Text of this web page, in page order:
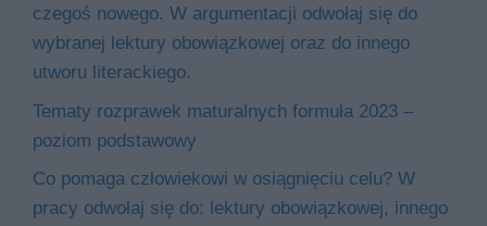
czegoś nowego. W argumentacji odwołaj się do
wybranej lektury obowiązkowej oraz do innego
utworu literackiego.
Tematy rozprawek maturalnych formuła 2023 –
poziom podstawowy
Co pomaga człowiekowi w osiągnięciu celu? W
pracy odwołaj się do: lektury obowiązkowej, innego